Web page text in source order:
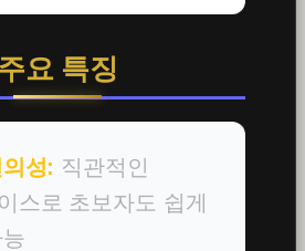
주요 특징
성: 직관적인
스로 초보자도 쉽게